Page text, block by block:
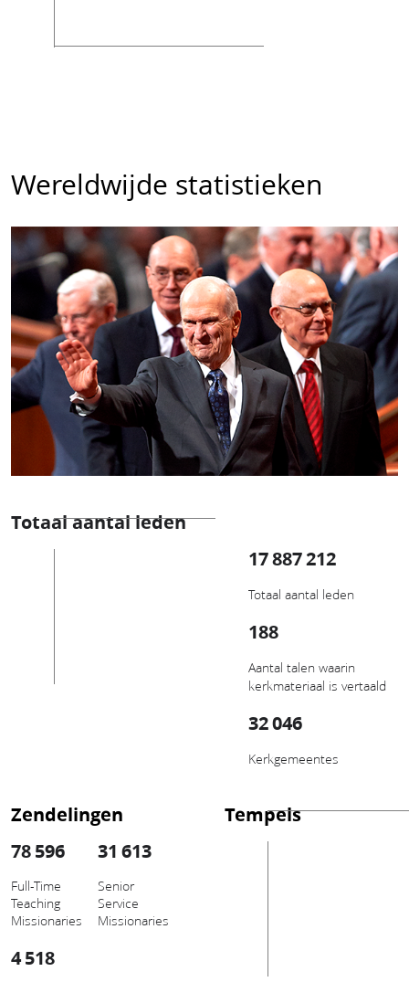
Wereldwijde statistieken
Totaal aantal leden
17 887 212
Totaal aantal leden
188
Aantal talen waarin
kerkmateriaal is vertaald
32 046
Kerkgemeentes
Zendelingen
78 596
Full-Time
Teaching
Missionaries
31 613
Senior
Service
Missionaries
4 518
Tempels